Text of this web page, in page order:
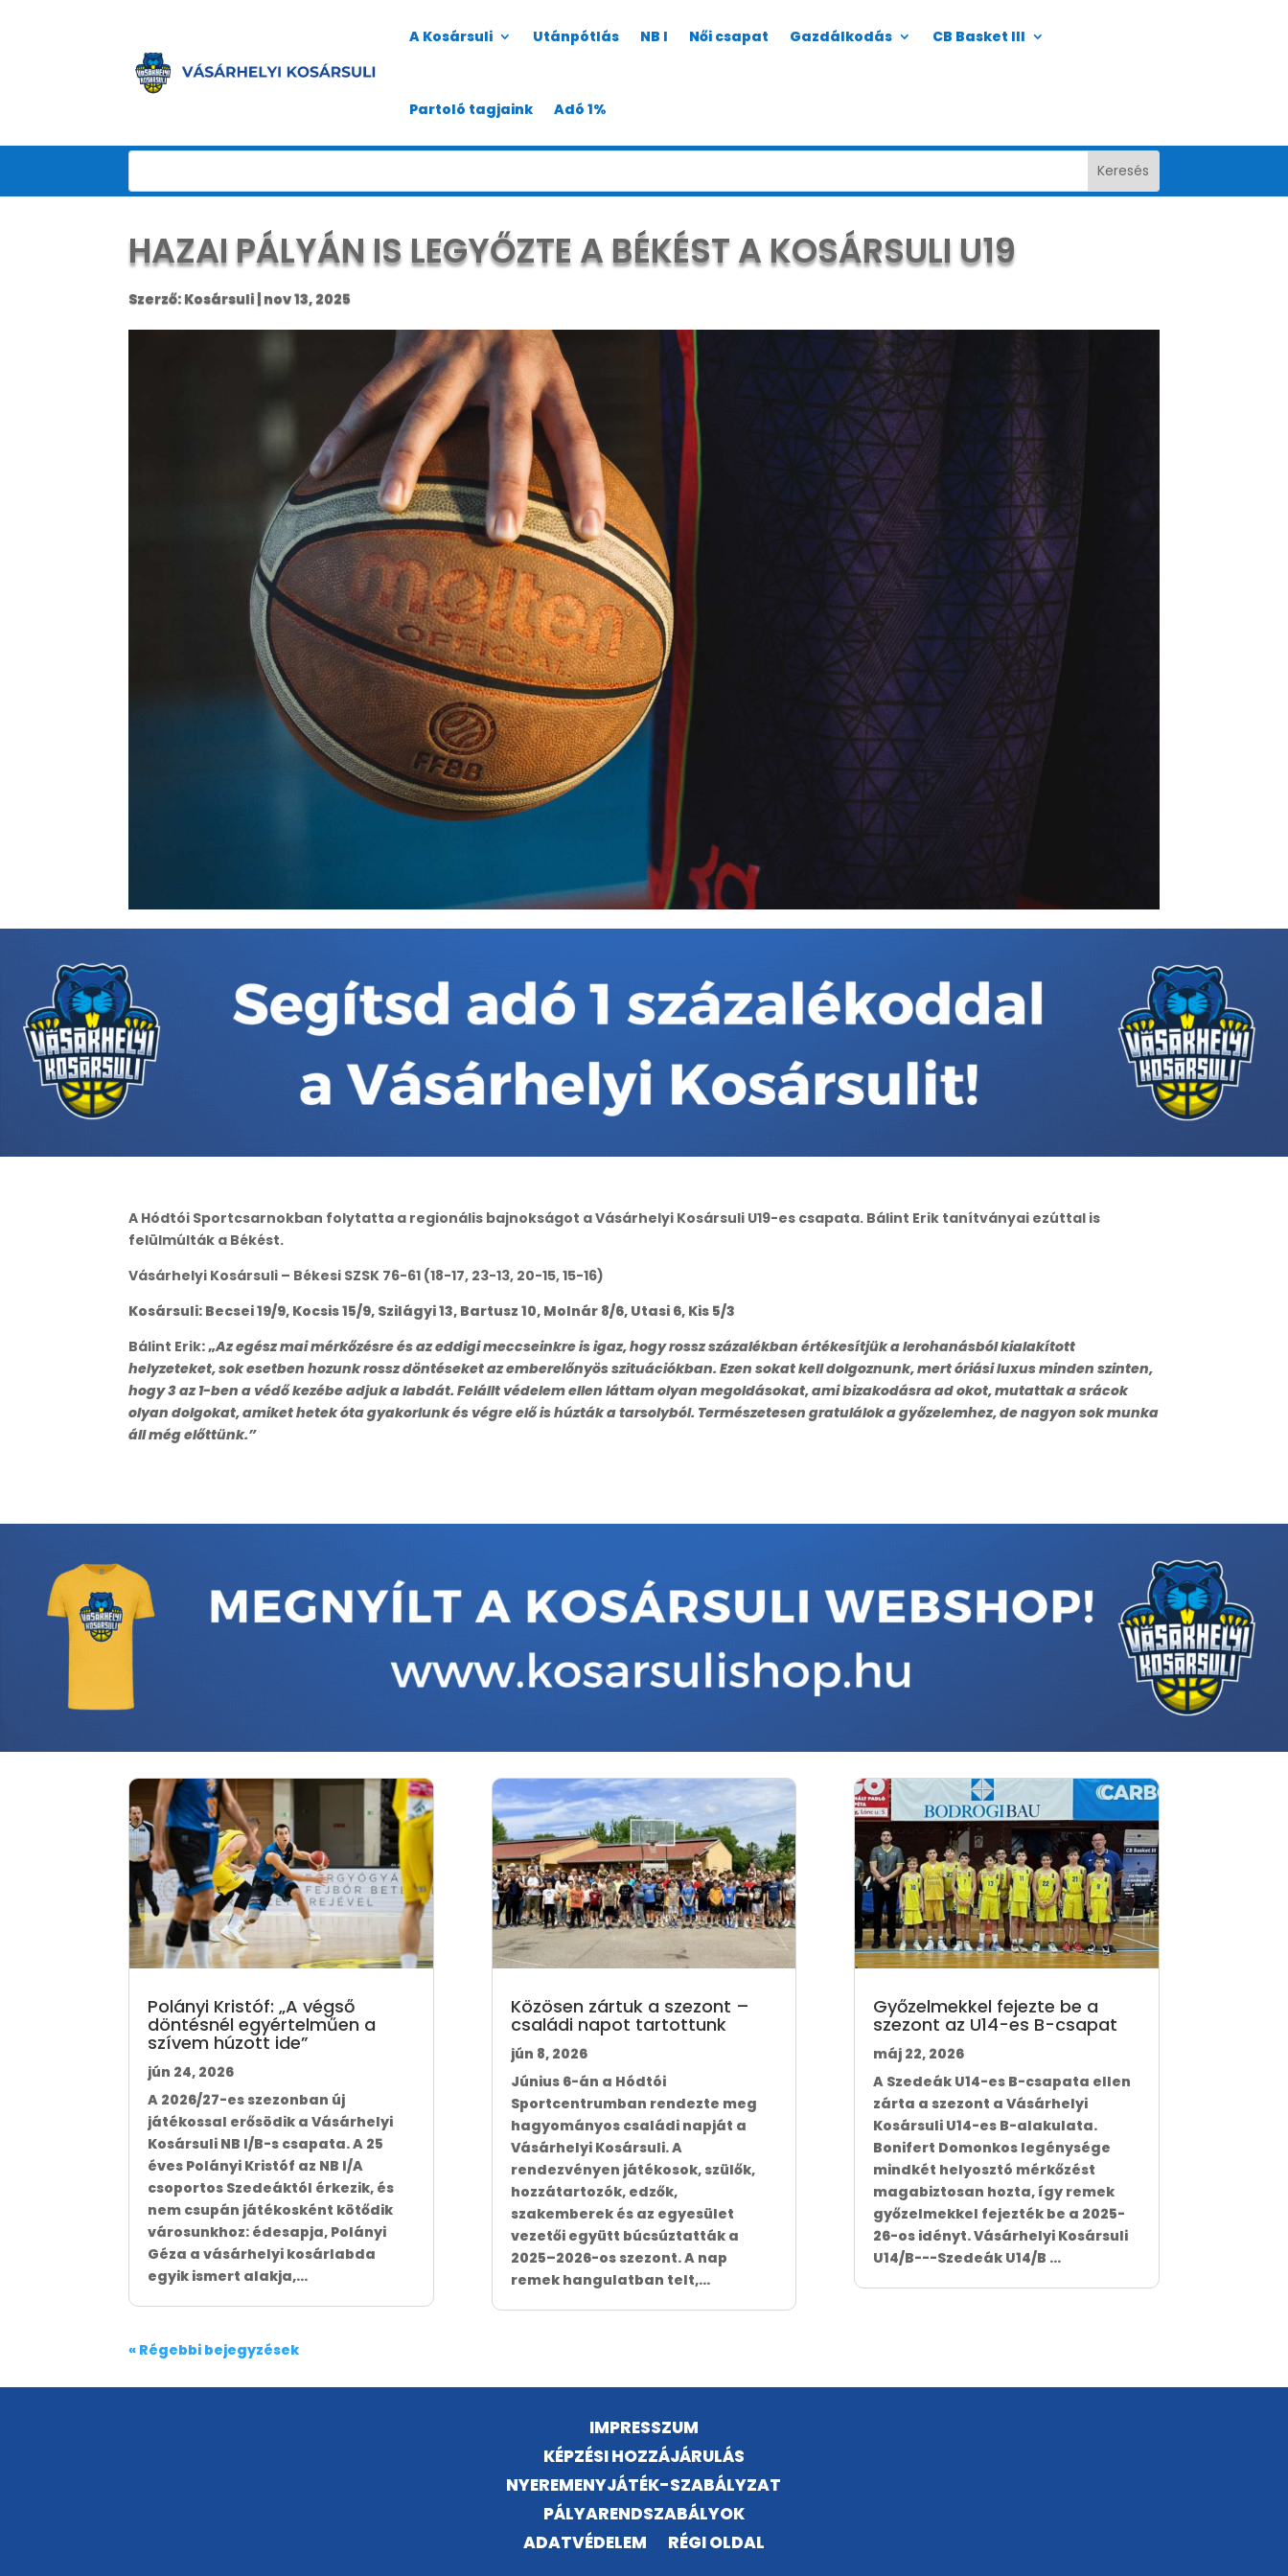
A Kosársuli Utánpótlás NB I Női csapat Gazdálkodás CB Basket III
Partoló tagjaink Adó 1%
HAZAI PÁLYÁN IS LEGYŐZTE A BÉKÉST A KOSÁRSULI U19
Szerző: Kosársuli | nov 13, 2025
A Hódtói Sportcsarnokban folytatta a regionális bajnokságot a Vásárhelyi Kosársuli U19-es csapata. Bálint Erik tanítványai ezúttal is
felülmúlták a Békést.
Vásárhelyi Kosársuli – Békesi SZSK 76-61 (18-17, 23-13, 20-15, 15-16)
Kosársuli: Becsei 19/9, Kocsis 15/9, Szilágyi 13, Bartusz 10, Molnár 8/6, Utasi 6, Kis 5/3
Bálint Erik: „Az egész mai mérkőzésre és az eddigi meccseinkre is igaz, hogy rossz százalékban értékesítjük a lerohanásból kialakított
helyzeteket, sok esetben hozunk rossz döntéseket az emberelőnyös szituációkban. Ezen sokat kell dolgoznunk, mert óriási luxus minden szinten,
hogy 3 az 1-ben a védő kezébe adjuk a labdát. Felállt védelem ellen láttam olyan megoldásokat, ami bizakodásra ad okot, mutattak a srácok
olyan dolgokat, amiket hetek óta gyakorlunk és végre elő is húzták a tarsolyból. Természetesen gratulálok a győzelemhez, de nagyon sok munka
áll még előttünk.”
Polányi Kristóf: „A végső
döntésnél egyértelműen a
szívem húzott ide”
jún 24, 2026
A 2026/27-es szezonban új
játékossal erősödik a Vásárhelyi
Kosársuli NB I/B-s csapata. A 25
éves Polányi Kristóf az NB I/A
csoportos Szedeáktól érkezik, és
nem csupán játékosként kötődik
városunkhoz: édesapja, Polányi
Géza a vásárhelyi kosárlabda
egyik ismert alakja,...
Közösen zártuk a szezont –
családi napot tartottunk
jún 8, 2026
Június 6-án a Hódtói
Sportcentrumban rendezte meg
hagyományos családi napját a
Vásárhelyi Kosársuli. A
rendezvényen játékosok, szülők,
hozzátartozók, edzők,
szakemberek és az egyesület
vezetői együtt búcsúztatták a
2025–2026-os szezont. A nap
remek hangulatban telt,...
Győzelmekkel fejezte be a
szezont az U14-es B-csapat
máj 22, 2026
A Szedeák U14-es B-csapata ellen
zárta a szezont a Vásárhelyi
Kosársuli U14-es B-alakulata.
Bonifert Domonkos legénysége
mindkét helyosztó mérkőzést
magabiztosan hozta, így remek
győzelmekkel fejezték be a 2025-
26-os idényt. Vásárhelyi Kosársuli
U14/B---Szedeák U14/B ...
« Régebbi bejegyzések
IMPRESSZUM
KÉPZÉSI HOZZÁJÁRULÁS
NYEREMENYJÁTÉK-SZABÁLYZAT
PÁLYARENDSZABÁLYOK
ADATVÉDELEM
RÉGI OLDAL